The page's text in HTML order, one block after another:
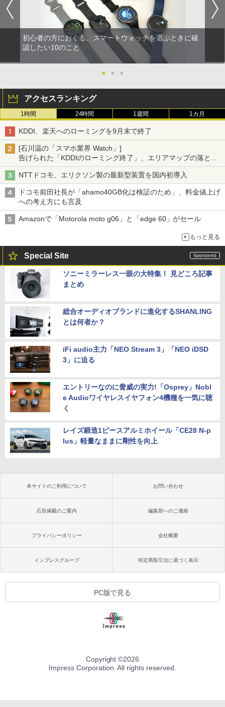
初心者の方におくる、スマートウォッチを選ぶときに確
認したい10のこと
● ● ●
アクセスランキング
1時間 24時間 1週間 1カ月
KDDI、楽天へのローミングを9月末で終了
[石川温の「スマホ業界 Watch」]
告げられた「KDDIのローミング終了」、エリアマップの落とし
穴と楽天モバイルの課題
NTTドコモ、エリクソン製の最新型装置を国内初導入
ドコモ前田社長が「ahamo40GB化は検証のため」、料金値上げ
への考え方にも言及
Amazonで「Motorola moto g06」と「edge 60」がセール
もっと見る
Special Site
ソニーミラーレス一眼の大特集！ 見どころ記事
まとめ
総合オーディオブランドに進化するSHANLING
とは何者か？
iFi audio主力「NEO Stream 3」「NEO iDSD
3」に迫る
エントリーなのに脅威の実力!「Osprey」Nobl
e Audioワイヤレスイヤフォン4機種を一気に聴
く
レイズ鍛造1ピースアルミホイール「CE28 N-p
lus」軽量なままに剛性を向上
本サイトのご利用について お問い合わせ
広告掲載のご案内 編集部へのご連絡
プライバシーポリシー 会社概要
インプレスグループ 特定商取引法に基づく表示
PC版で見る
Copyright ©2026
Impress Corporation. All rights reserved.